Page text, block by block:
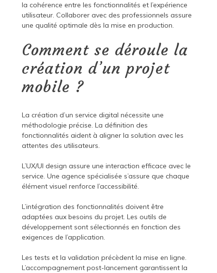
la cohérence entre les fonctionnalités et l’expérience
utilisateur. Collaborer avec des professionnels assure
une qualité optimale dès la mise en production.
Comment se déroule la
création d’un projet
mobile ?
La création d’un service digital nécessite une
méthodologie précise. La définition des
fonctionnalités aident à aligner la solution avec les
attentes des utilisateurs.
L’UX/UI design assure une interaction efficace avec le
service. Une agence spécialisée s’assure que chaque
élément visuel renforce l’accessibilité.
L’intégration des fonctionnalités doivent être
adaptées aux besoins du projet. Les outils de
développement sont sélectionnés en fonction des
exigences de l’application.
Les tests et la validation précèdent la mise en ligne.
L’accompagnement post-lancement garantissent la